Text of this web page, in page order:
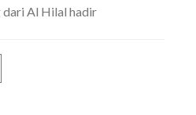
dari Al Hilal hadir